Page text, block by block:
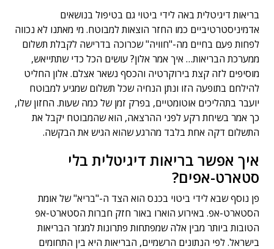
בריאות דיגיטלית באה לידי ביטוי גם בטיפול בנושאים
אדמיניסטרטיביים כמו החזר הוצאות למבוטח. מי מאתנו לא נכווה
לפחות פעם בחיים מה-"חוויה" שכרוכה בדרישה לקבלת תשלום
ממערכת הבריאות… איך אמר אלון? עושים הכל כדי שתתייאש,
מוסיפים לזה קצת בירוקרטיה והכסף נשאר אצלם. אלון החליט
להילחם בתופעה הזו ונתן הנחיה שכל תשלום שמגיע למבוטח
יועבר בתהליכים אוטומטיים, בפרק זמן של כמה שעות. החזון שלו,
כך אמר בשיחת רקע לפני ההרצאה, הוא שהמבוטח יקבל את
התשלום דקה אחת בלבד מהרגע שהוא הגיש את הבקשה.
איך אפשר בריאות דיגיטלית בלי
סטארט-אפים?
פן נוסף שבא לידי ביטוי בכנס הוא הצד ה-"בריא" של אומת
הסטארט-אפ. באירוע הוארו באור חזק חברות הסטארט-אפ
הטובות ביותר מבין אלה שמפתחות פתרונות למגזר הבריאות
בישראל. לפי הנתונים הרשמיים, הבריאות היא בין התחומים